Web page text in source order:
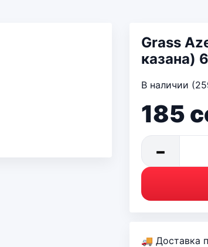
Grass
казана)
В наличии
185
−
🚚 Доставка